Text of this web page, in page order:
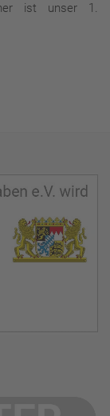
ist unser 1.